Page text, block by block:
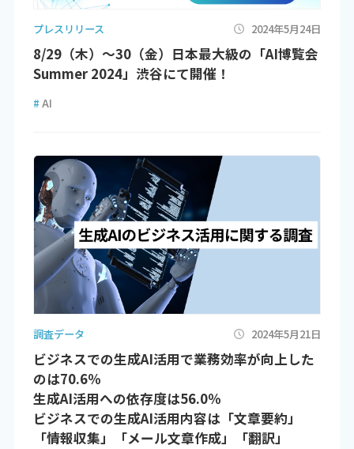
プレスリリース 2024年5月24日
8/29（木）～30（金）日本最大級の「AI博覧会
Summer 2024」渋谷にて開催！
# AI
調査データ 2024年5月21日
ビジネスでの生成AI活用で業務効率が向上した
のは70.6％
生成AI活用への依存度は56.0％
ビジネスでの生成AI活用内容は「文章要約」
「情報収集」「メール文章作成」「翻訳」